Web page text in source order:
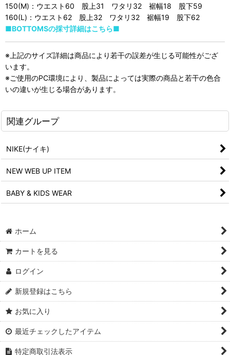
150(M)：ウエスト60 股上31 ワタリ32 裾幅18 股下59
160(L)：ウエスト62 股上32 ワタリ32 裾幅19 股下62
■BOTTOMSの採寸詳細はこちら■
※上記のサイズ詳細は商品により若干の誤差が生じる可能性がござ
います。
※ご使用のPC環境により、製品によっては実際の商品と若干の色合
いの違いが生じる場合があります。
関連グループ
NIKE(ナイキ)
NEW WEB UP ITEM
BABY & KIDS WEAR
ホーム
カートを見る
ログイン
新規登録はこちら
お気に入り
最近チェックしたアイテム
特定商取引法表示